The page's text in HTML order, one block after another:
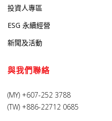
投資人專區
ESG 永續經營
新聞及活動
與我們聯絡
(MY) +607-252 3788
(TW) +886-22712 0685